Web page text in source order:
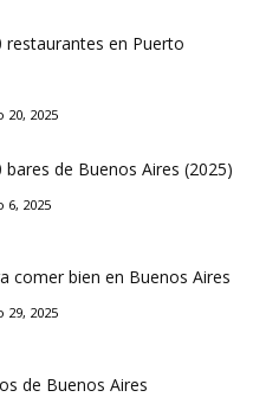
restaurantes en Puerto
2025
de Buenos Aires (2025)
2025
comer bien en Buenos Aires
2025
de Buenos Aires